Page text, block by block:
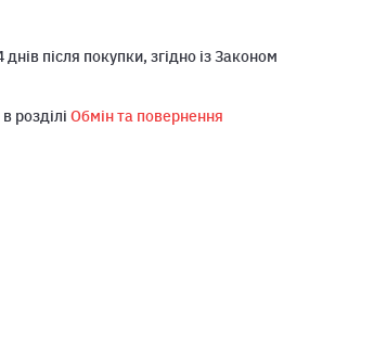
після покупки, згідно із Законом
розділі Обмін та повернення